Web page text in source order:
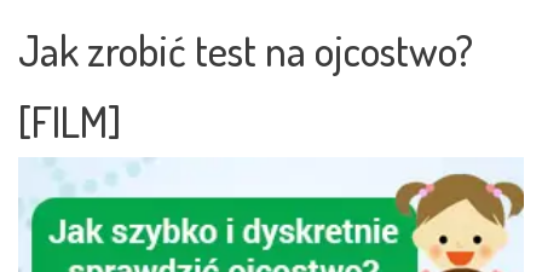
Jak zrobić test na ojcostwo?
[FILM]